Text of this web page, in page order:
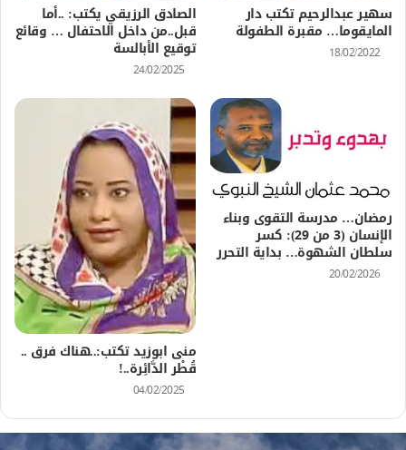
سهير عبدالرحيم تكتب دار
المايقوما… مقبرة الطفولة
18/02/2022
الصادق الرزيقي يكتب: ..أما
قبل..من داخل الاحتفال … وقائع
توقيع الأبالسة
24/02/2025
رمضان… مدرسة التقوى وبناء
الإنسان (3 من 29): كسر
سلطان الشهوة… بداية التحرر
20/02/2026
منى ابوزيد تكتب:..هناك فرق ..
قُطْر الدَّائِرة..!
04/02/2025